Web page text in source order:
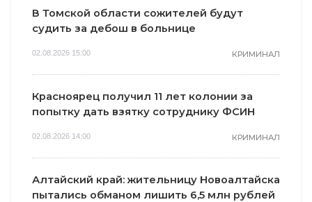
В Томской области сожителей будут
судить за дебош в больнице
02.08.2026 15:00 КРИМИНАЛ
Красноярец получил 11 лет колонии за
попытку дать взятку сотруднику ФСИН
02.08.2026 14:00 КРИМИНАЛ
Алтайский край: жительницу Новоалтайска
пытались обманом лишить 6,5 млн рублей